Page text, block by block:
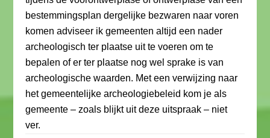
bestemmingsplan dergelijke bezwaren naar voren
komen adviseer ik gemeenten altijd een nader
archeologisch ter plaatse uit te voeren om te
bepalen of er ter plaatse nog wel sprake is van
archeologische waarden. Met een verwijzing naar
het gemeentelijke archeologiebeleid kom je als
gemeente – zoals blijkt uit deze uitspraak – niet
ver.